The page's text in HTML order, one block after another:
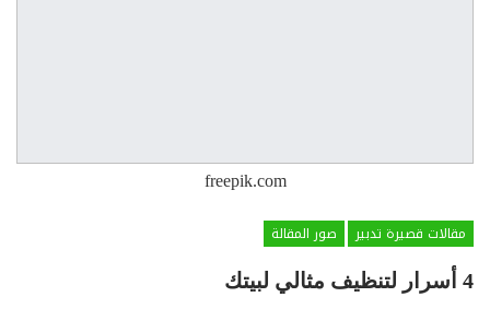
freepik.com
مقالات قصيرة تدبير
صور المقالة
4 أسرار لتنظيف مثالي لبيتك